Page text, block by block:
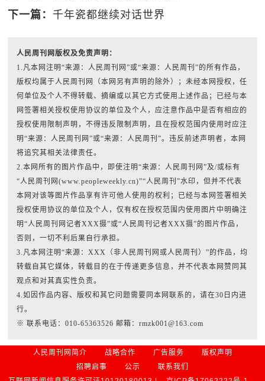
下一篇： 千年瓷都继续对话世界
人民周刊网版权及免责声明：
1.凡本网注明“来源：人民周刊网”或“来源：人民周刊”的所有作品，
版权均属于人民周刊网（本网另有声明的除外）；未经本网授权，任
何单位及个人不得转载、摘编或以其它方式使用上述作品；已经与本
网签署相关授权使用协议的单位及个人，应注意作品中是否有相应的
授权使用限制声明，不得违反限制声明，且在授权范围内使用时应注
明“来源：人民周刊网”或“来源：人民周刊”。违反前述声明者，本网
将追究其相关法律责任。
2.本网所有的图片作品中，即使注明“来源：人民周刊网”及/或标有
“人民周刊网(www.peopleweekly.cn)”“人民周刊”水印，但并不代表
本网对该等图片作品享有许可他人使用的权利；已经与本网签署相关
授权使用协议的单位及个人，仅有权在授权范围内使用图片中明确注
明“人民周刊网记者XXX摄”或“人民周刊记者XXX摄”的图片作品，
否则，一切不利后果自行承担。
3.凡本网注明“来源：XXX（非人民周刊网或人民周刊）”的作品，均
转载自其它媒体，转载目的在于传递更多信息，并不代表本网赞同其
观点和对其真实性负责。
4.如因作品内容、版权和其它问题需要同本网联系的，请在30日内进
行。
※ 联系电话：010-65363526 邮箱：rmzk001@163.com
人民周刊网简介 战略合作 广告服务
版权声明
招聘启事
公示
联系我们